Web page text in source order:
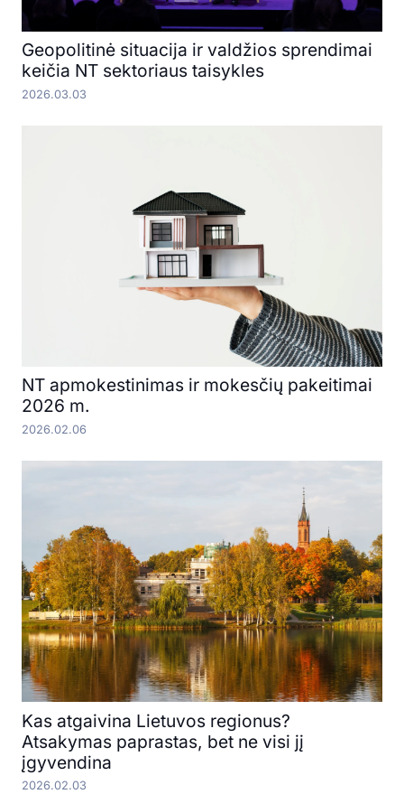
Geopolitinė situacija ir valdžios sprendimai
keičia NT sektoriaus taisykles
2026.03.03
NT apmokestinimas ir mokesčių pakeitimai
2026 m.
2026.02.06
Kas atgaivina Lietuvos regionus?
Atsakymas paprastas, bet ne visi jį
įgyvendina
2026.02.03